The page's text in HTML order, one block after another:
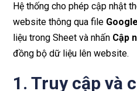
Hệ thống cho phép cập nhật
website thông qua file
liệu trong Sheet và nhấn Cập
đồng bộ dữ liệu lên website.
1. Truy cập và